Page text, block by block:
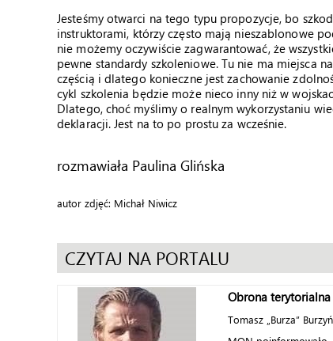
Jesteśmy otwarci na tego typu propozycje, bo
instruktorami, którzy często mają nieszablonowe
nie możemy oczywiście zagwarantować, że
pewne standardy szkoleniowe. Tu nie ma miejsca
częścią i dlatego konieczne jest zachowanie
cykl szkolenia będzie może nieco inny niż w
Dlatego, choć myślimy o realnym wykorzystaniu
deklaracji. Jest na to po prostu za wcześnie.
rozmawiała Paulina Glińska
autor zdjęć: Michał Niwicz
CZYTAJ NA PORTALU
Obrona
Tomasz „Burza”